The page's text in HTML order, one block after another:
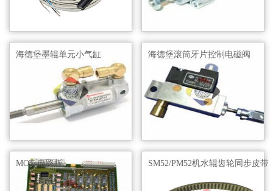
海德堡墨辊单元小气缸 海德堡滚筒牙片控制电磁阀
MOT 电路板 SM52/PM52机水辊齿轮同步皮带